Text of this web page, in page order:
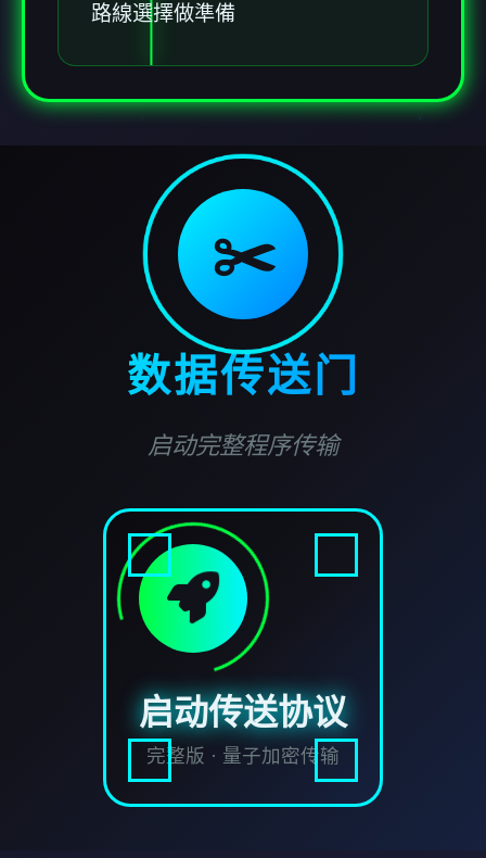
路線選擇做準備
✂️
数据传送门
启动完整程序传输
启动传送协议
完整版 · 量子加密传输